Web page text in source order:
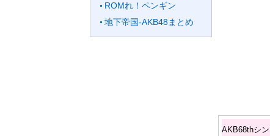
ROMれ！ペンギン
地下帝国-AKB48まとめ
AKB68thシ